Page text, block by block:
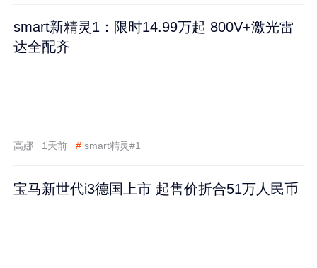
smart新精灵1：限时14.99万起 800V+激光雷
达全配齐
高娜 1天前 # smart精灵#1
宝马新世代i3德国上市 起售价折合51万人民币